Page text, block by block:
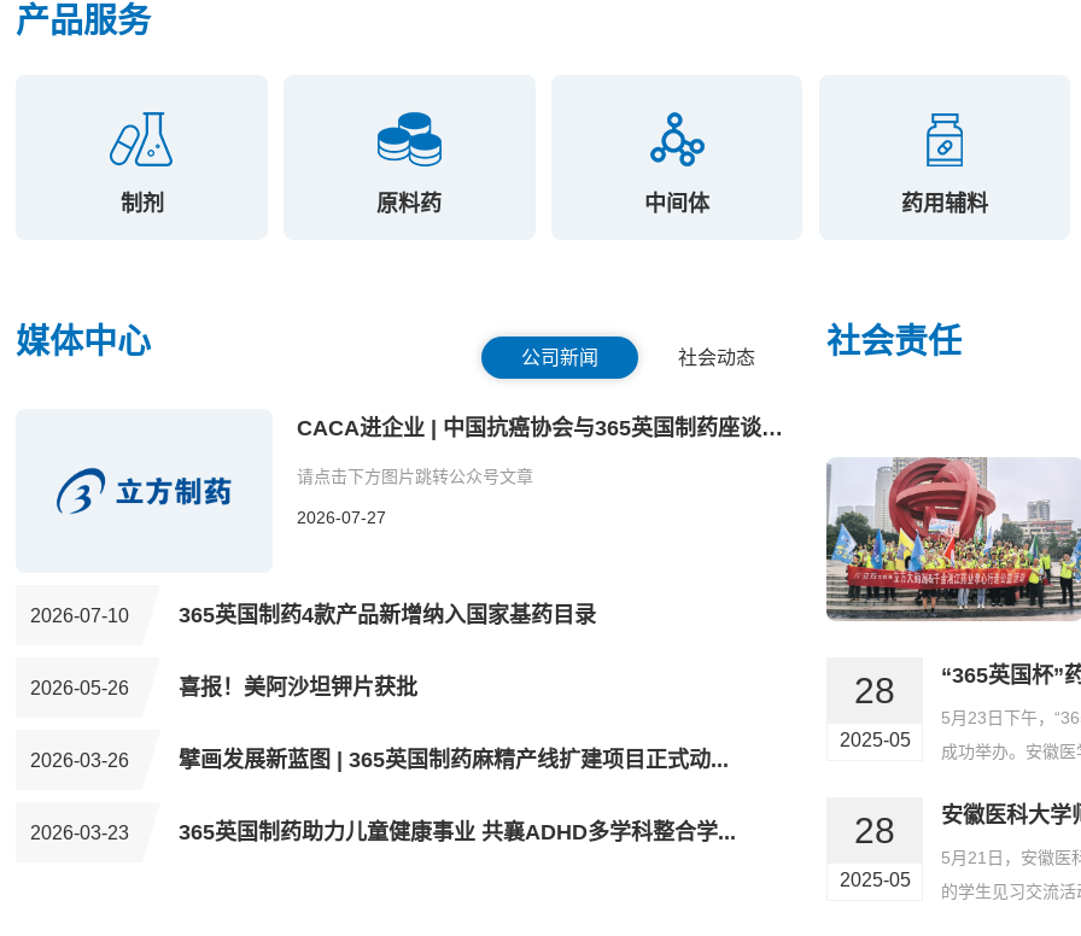
产品服务
制剂 原料药 中间体 药用辅料
媒体中心 公司新闻 社会动态
CACA进企业 | 中国抗癌协会与365英国制药座谈会
顺...
请点击下方图片跳转公众号文章
2026-07-27
2026-07-10 365英国制药4款产品新增纳入国家基药目录
2026-05-26 喜报！美阿沙坦钾片获批
2026-03-26 擘画发展新蓝图 | 365英国制药麻精产线扩建项目正式动...
2026-03-23 365英国制药助力儿童健康事业 共襄ADHD多学科整合学...
社会责任
28
2025-05
“365英国杯”
5月23日下午，
成功举办。安徽医
28
2025-05
安徽医科大学
5月21日，安徽医
的学生见习交流